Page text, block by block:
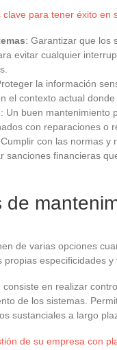
clave para tener éxito en
: Garantizar que los
evitar cualquier
la información
el contexto actual donde
: Un buen mantenimiento
con reparaciones o
con las normas y
sanciones financieras
de
de varias opciones
especificidades y
consiste en realizar
de los sistemas.
sustanciales a largo
de su empresa con